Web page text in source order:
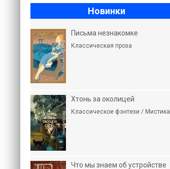
Новинки
Письма незнакомке
Классическая проза
Хтонь за околицей
Классическое фэнтези / Мистика
Что мы знаем об устройстве